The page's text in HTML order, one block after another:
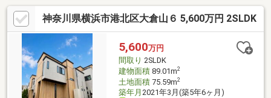
◆生活施設が徒歩圏に充実コンビニ徒歩5分、ドラッグストア徒
歩10分、小学校徒歩11分など、毎日の暮らしに便利な施設が揃っ
ています。◆新横浜方面へのアクセス横浜市営地下鉄ブルーライ
ン「新羽駅」徒歩11分。新横浜・横浜方面への移動がしやすい立
地です。
神奈川県横浜市港北区大倉山６ 5,600万円 2SLDK
5,600万円
間取り 2SLDK
建物面積89.01m2
土地面積75.59m2
築年月 2021年3月(築5年6ヶ月)